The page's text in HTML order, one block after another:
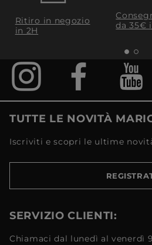
Ritiro in negozio
in 2H
da 35€​
TUTTE LE NOVITÀ
Iscriviti e scopri le ultime
SERVIZIO CLIENTI:
Chiamaci dal lunedì al venerdì